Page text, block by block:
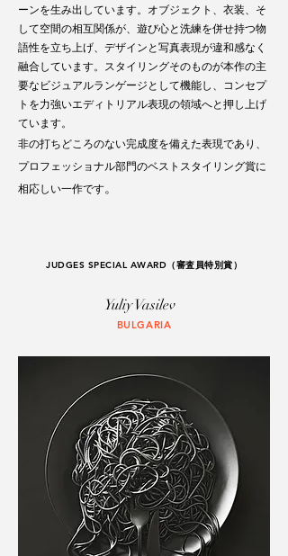
ーンを生み出しています。オブジェクト、衣装、そ
して空間の相互関係が、遊び心と洗練を併せ持つ物
語性を立ち上げ、デザインと写真表現が違和感なく
融合しています。スタイリングそのものが本作の主
要なビジュアルランゲージとして機能し、コンセプ
トを力強いエディトリアル表現の領域へと押し上げ
ています。
非の打ちどころのない完成度を備えた表現であり、
プロフェッショナル部門のベストスタイリング賞に
相応しい一作です。
JUDGES SPECIAL AWARD（審査員特別賞）
Yuliy Vasilev
BULGARIA